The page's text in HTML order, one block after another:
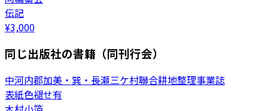
伝記
¥3,000
同じ出版社の書籍（同刊行会）
中河内郡加美・巽・長瀬三ケ村聯合耕地整理事業誌
表紙色褪せ有